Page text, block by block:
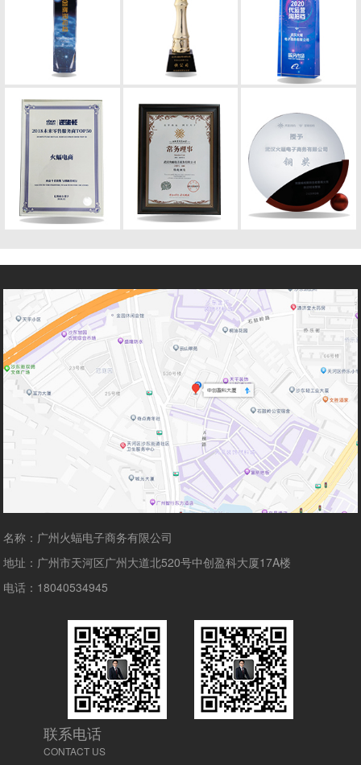
名称：广州火蝠电子商务有限公司
地址：广州市天河区广州大道北520号中创盈科大厦17A楼
电话：18040534945
联系电话
CONTACT US